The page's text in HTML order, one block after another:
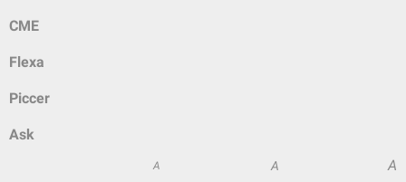
CME
Flexa
Piccer
Ask
A A A